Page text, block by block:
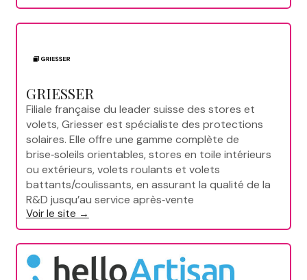
GRIESSER
Filiale française du leader suisse des stores et
volets, Griesser est spécialiste des protections
solaires. Elle offre une gamme complète de
brise‑soleils orientables, stores en toile intérieurs
ou extérieurs, volets roulants et volets
battants/coulissants, en assurant la qualité de la
R&D jusqu’au service après‑vente
Voir le site →